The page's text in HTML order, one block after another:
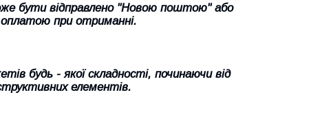
бути відправлено "Новою поштою" або
оплатою при отриманні.
будь - якої складності, починаючи від
елементів.